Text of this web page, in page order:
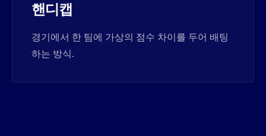
핸디캡
경기에서 한 팀에 가상의 점수 차이를 두어 배팅
하는 방식.